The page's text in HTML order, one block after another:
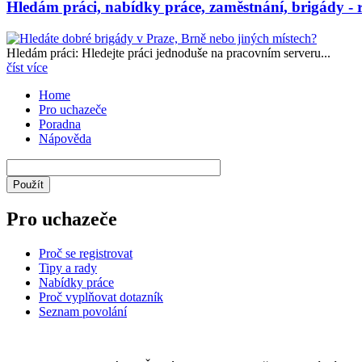
Hledám práci, nabídky práce, zaměstnání, brigády -
Hledám práci: Hledejte práci jednoduše na pracovním serveru...
číst více
Home
Pro uchazeče
Poradna
Nápověda
Pro uchazeče
Proč se registrovat
Tipy a rady
Nabídky práce
Proč vyplňovat dotazník
Seznam povolání